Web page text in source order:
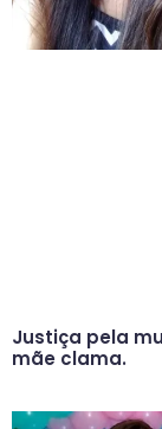
Justiça pela
mãe clama.